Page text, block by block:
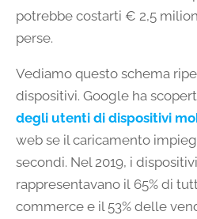
potrebbe costarti € 2,5
perse.
Vediamo questo schema
dispositivi. Google ha
degli utenti di dispositivi
web se il caricamento
secondi. Nel 2019, i
rappresentavano il 65% di
commerce e il 53% delle